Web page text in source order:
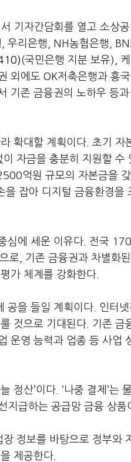
기자간담회를 열고 소상
우리은행, NH농협은행,
(국민은행 지분 보유),
외에도 OK저축은행과 흥
기존 금융권의 노하우 등
확대할 계획이다. 초기
자금을 충분히 지원할 수
억원 규모의 자본금을
을 잡아 디지털 금융환경
심에 세운 이유다. 전국
로, 기존 금융권과 차별화
가 체계를 강화한다.
공을 들일 계획이다. 인터
것으로 기대된다. 기존 금
운영 능력과 업종 등 사업
정산’이다. ‘나중 결제’는
지급하는 공급망 금융 상품
정보를 바탕으로 정부와
제공한다.